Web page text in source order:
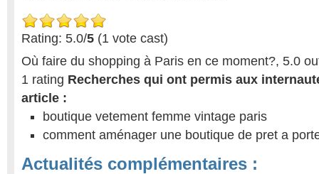
Rating: 5.0/5 (1 vote cast)
Où faire du shopping à Paris en ce moment?, 5.0
1 rating Recherches qui ont permis aux
article :
boutique vetement femme vintage paris
comment aménager une boutique de pret a
Actualités complémentaires :